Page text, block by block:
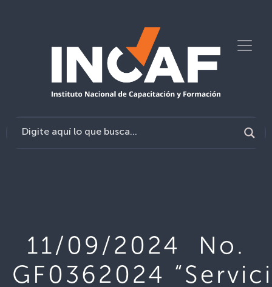
11/09/2024 No.
GF0362024